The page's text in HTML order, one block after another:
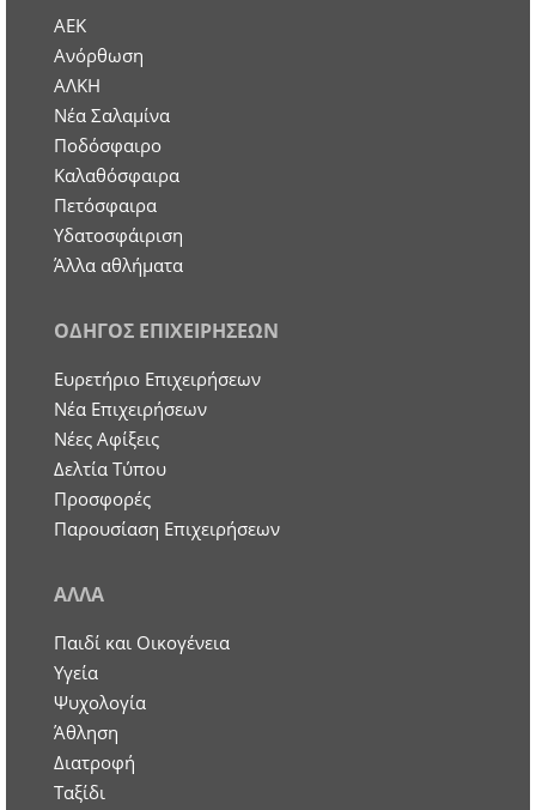
ΑΕΚ
Ανόρθωση
ΑΛΚΗ
Νέα Σαλαμίνα
Ποδόσφαιρο
Καλαθόσφαιρα
Πετόσφαιρα
Υδατοσφάιριση
Άλλα αθλήματα
ΟΔΗΓΟΣ ΕΠΙΧΕΙΡΗΣΕΩΝ
Ευρετήριο Επιχειρήσεων
Nέα Επιχειρήσεων
Νέες Αφίξεις
Δελτία Τύπου
Προσφορές
Παρουσίαση Επιχειρήσεων
ΑΛΛΑ
Παιδί και Οικογένεια
Υγεία
Ψυχολογία
Άθληση
Διατροφή
Ταξίδι